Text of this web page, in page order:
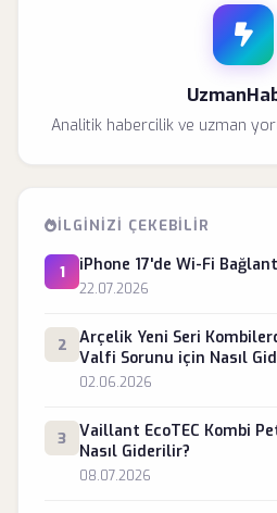
Analitik habercilik ve uzman
İLGINIZI ÇEKEBILIR
1 iPhone 17'de Wi-Fi
22.07.2026
2
Arçelik Yeni Seri
Valfi Sorunu için Nasıl
02.06.2026
3
Vaillant EcoTEC Kombi
Nasıl Giderilir?
08.07.2026